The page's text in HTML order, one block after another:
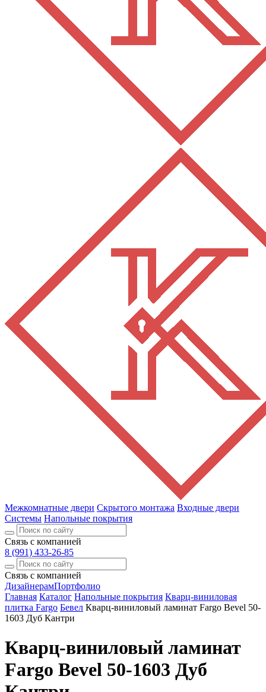
Межкомнатные двери Скрытого монтажа Входные двери
Системы Напольные покрытия
Связь с компанией
8 (991) 433-26-85
Связь с компанией
ДизайнерамПортфолио
Главная Каталог Напольные покрытия Кварц-виниловая
плитка Fargo Бевел Кварц-виниловый ламинат Fargo Bevel 50-
1603 Дуб Кантри
Кварц-виниловый ламинат
Fargo Bevel 50-1603 Дуб